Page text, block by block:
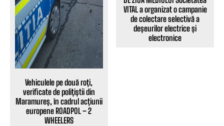
Vehiculele pe două roți,
verificate de polițiștii din
Maramureș, în cadrul acțiunii
europene ROADPOL – 2
WHEELERS
VITAL a organizat o campanie
de colectare selectivă a
deșeurilor electrice și
electronice